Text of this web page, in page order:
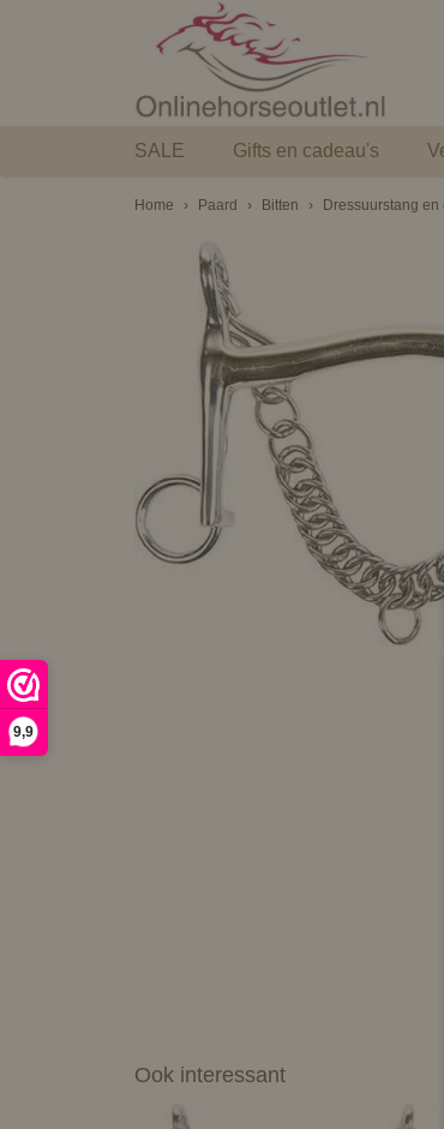
9,9
SALE Gifts en cadeau's
Home › Paard › Bitten › Dressuurstang
Ook interessant